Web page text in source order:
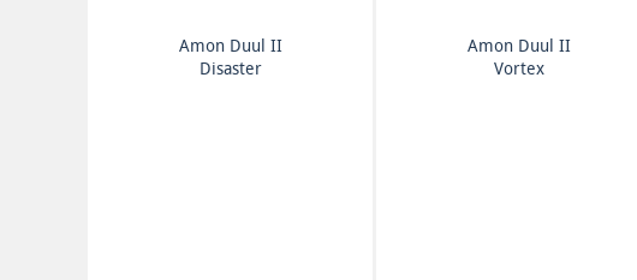
Amon Duul II
Disaster
Amon Duul II
Vortex